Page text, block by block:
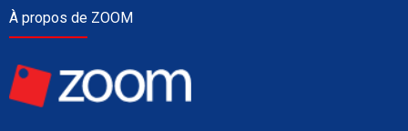
À propos de ZOOM